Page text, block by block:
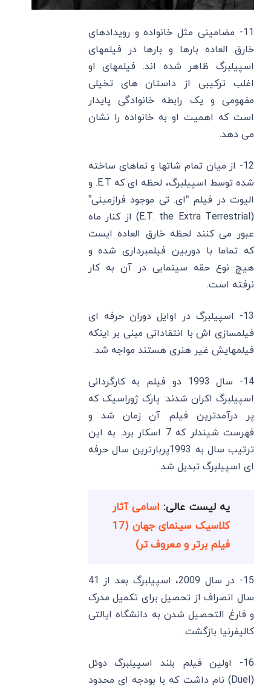
11- مضامینی مثل خانواده و رویدادهای
خارق العاده بارها و بارها در فیلمهای
اسپیلبرگ ظاهر شده اند. فیلمهای او
اغلب ترکیبی از داستان‌ های تخیلی
مفهومی و یک رابطه خانوادگی پایدار
است که اهمیت او به خانواده را نشان
می دهد.
12- از میان تمام شاتها و نماهای ساخته
شده توسط اسپیلبرگ، لحظه ای که E.T. و
الیوت در فیلم “ای. تی موجود فرازمینی”
(E.T. the Extra Terrestrial) از کنار ماه
عبور می کنند لحظه خارق العاده ایست
که تماما با دوربین فیلمبرداری شده و
هیچ نوع حقه سینمایی در آن به کار
نرفته است.
13- اسپیلبرگ در اوایل دوران حرفه ای
فیلمسازی اش با انتقاداتی مبنی بر اینکه
فیلمهایش غیر هنری هستند مواجه شد.
14- سال 1993 دو فیلم به کارگردانی
اسپیلبرگ اکران شدند: پارک ژوراسیک که
پر درآمدترین فیلم آن زمان شد و
فهرست شیندلر که 7 اسکار برد. به این
ترتیب سال به 1993پربارترین سال حرفه
ای اسپیلبرگ تبدیل شد.
یه لیست عالی: اسامی آثار
کلاسیک سینمای جهان (17
فیلم برتر و معروف تر)
15- در سال 2009، اسپیلبرگ بعد از 41
سال انصراف از تحصیل برای تکمیل مدرک
و فارغ التحصیل شدن به دانشگاه ایالتی
کالیفرنیا بازگشت.
16- اولین فیلم بلند اسپیلبرگ دوئل
(Duel) نام داشت که با بودجه ای محدود